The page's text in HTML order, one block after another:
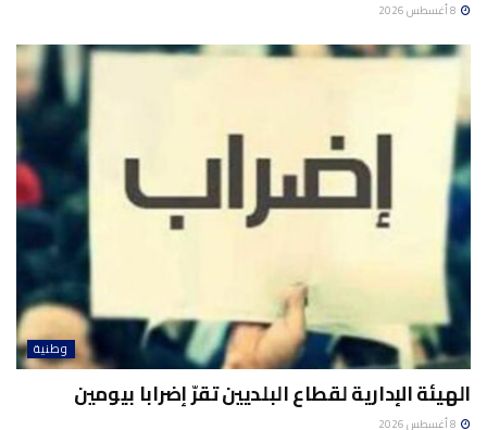
وطنية
الهيئة الإدارية لقطاع البلديين تقرّ إضرابا بيومين